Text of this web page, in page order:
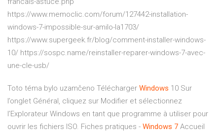
https://www.memoclic.com/forum/127442-installation-
windows-7-impossible-sur-amilo-la1703/
https://www.supergeek.fr/blog/comment-installer-windows-
10/ https://sospc.name/reinstaller-reparer-windows-7-avec-
une-cle-usb/
Toto téma bylo uzamčeno Télécharger Windows 10 Sur
l’onglet Général, cliquez sur Modifier et sélectionnez
l’Explorateur Windows en tant que programme à utiliser pour
ouvrir les fichiers ISO. Fiches pratiques - Windows 7 Accueil